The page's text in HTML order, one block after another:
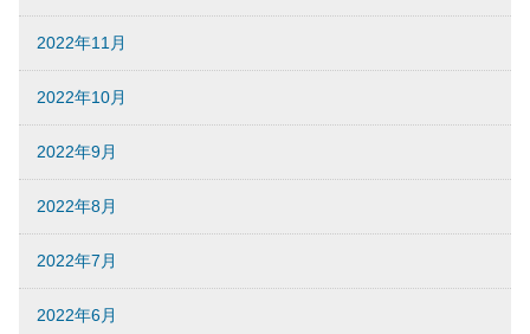
2022年11月
2022年10月
2022年9月
2022年8月
2022年7月
2022年6月